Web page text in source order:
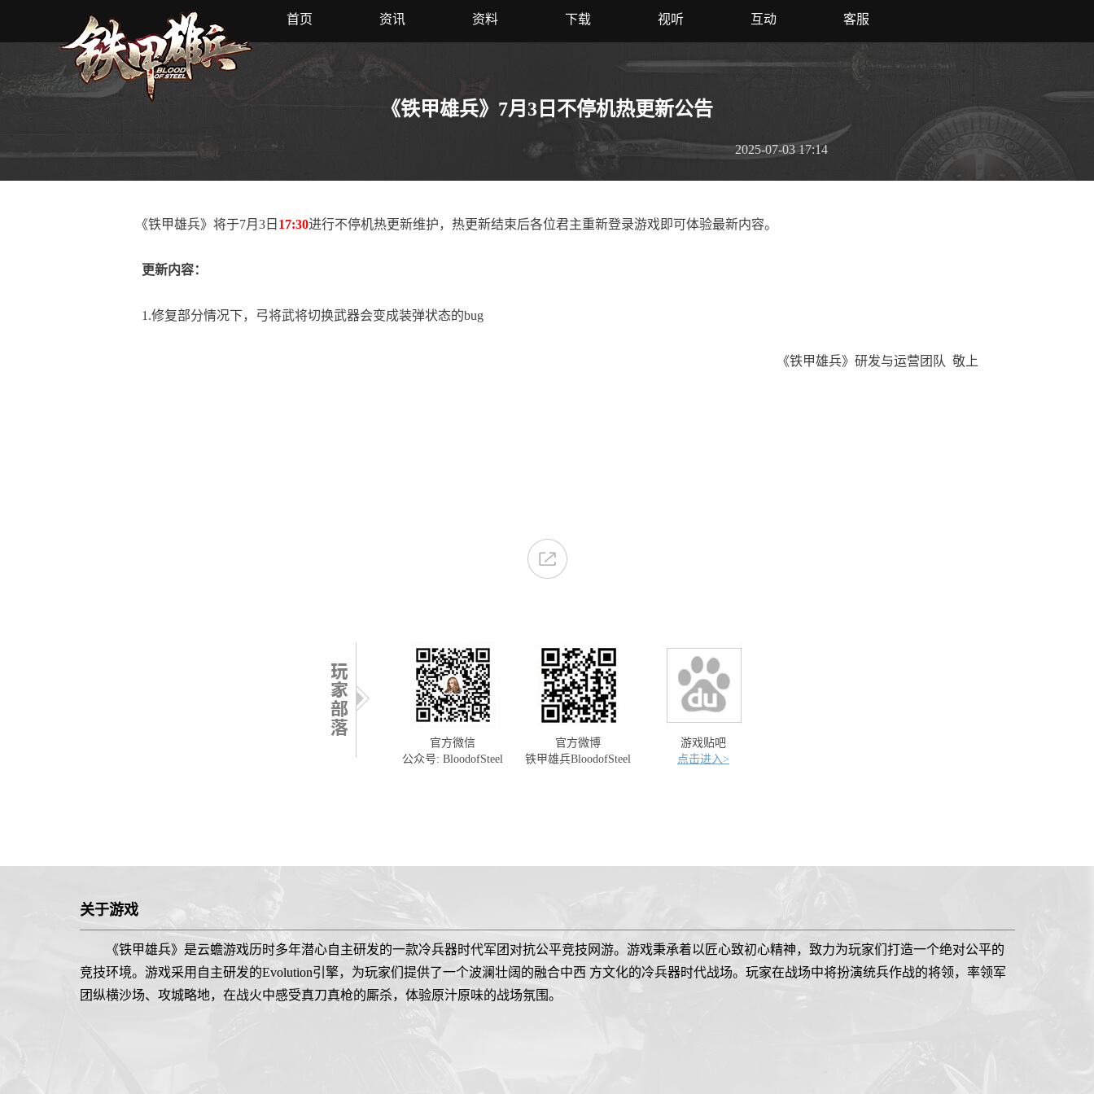
首页 资讯 资料 下载 视听 互动 客服
《铁甲雄兵》7月3日不停机热更新公告
2025-07-03 17:14
《铁甲雄兵》将于7月3日 17:30进行不停机热更新维护，热更新结束后各位君主重新登录游戏即可体验最新内容。
更新内容：
1.修复部分情况下，弓将武将切换武器会变成装弹状态的bug
《铁甲雄兵》研发与运营团队 敬上
官方微信
公众号: BloodofSteel
官方微博
铁甲雄兵BloodofSteel
游戏贴吧
点击进入>
关于游戏
《铁甲雄兵》是云蟾游戏历时多年潜心自主研发的一款冷兵器时代军团对抗公平竞技网游。游戏秉承着以匠心致初心精神，致力为玩家们打造一个绝对公平的
竞技环境。游戏采用自主研发的Evolution引擎，为玩家们提供了一个波澜壮阔的融合中西 方文化的冷兵器时代战场。玩家在战场中将扮演统兵作战的将领，率领军
团纵横沙场、攻城略地，在战火中感受真刀真枪的厮杀，体验原汁原味的战场氛围。